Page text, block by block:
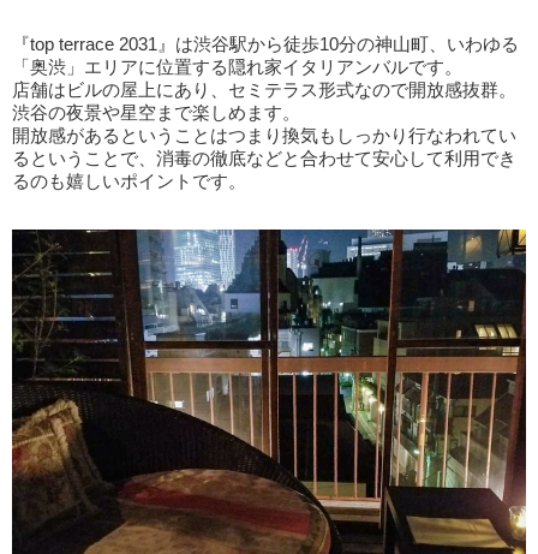
『top terrace 2031』は渋谷駅から徒歩10分の神山町、いわゆる
「奥渋」エリアに位置する隠れ家イタリアンバルです。
店舗はビルの屋上にあり、セミテラス形式なので開放感抜群。
渋谷の夜景や星空まで楽しめます。
開放感があるということはつまり換気もしっかり行なわれてい
るということで、消毒の徹底などと合わせて安心して利用でき
るのも嬉しいポイントです。